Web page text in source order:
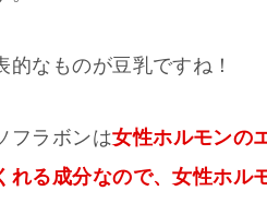
的なものが豆乳ですね！
フラボンは女性ホルモンの
れる成分なので、女性ホル